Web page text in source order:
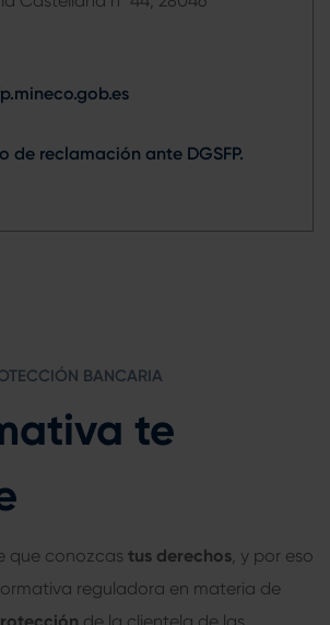
de reclamación ante DGSFP.
BANCARIA
te
que conozcas tus derechos, y por eso
reguladora en materia de